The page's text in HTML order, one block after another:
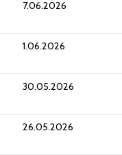
7.06.2026
1.06.2026
30.05.2026
26.05.2026